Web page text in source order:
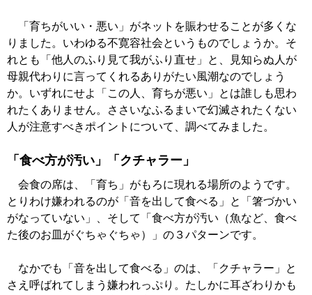
「育ちがいい・悪い」がネットを賑わせることが多くな
りました。いわゆる不寛容社会というものでしょうか。そ
れとも「他人のふり見て我がふり直せ」と、見知らぬ人が
母親代わりに言ってくれるありがたい風潮なのでしょう
か。いずれにせよ「この人、育ちが悪い」とは誰しも思わ
れたくありません。ささいなふるまいで幻滅されたくない
人が注意すべきポイントについて、調べてみました。
「食べ方が汚い」「クチャラー」
会食の席は、「育ち」がもろに現れる場所のようです。
とりわけ嫌われるのが「音を出して食べる」と「箸づかい
がなっていない」、そして「食べ方が汚い（魚など、食べ
た後のお皿がぐちゃぐちゃ）」の３パターンです。
なかでも「音を出して食べる」のは、「クチャラー」と
さえ呼ばれてしまう嫌われっぷり。たしかに耳ざわりかも